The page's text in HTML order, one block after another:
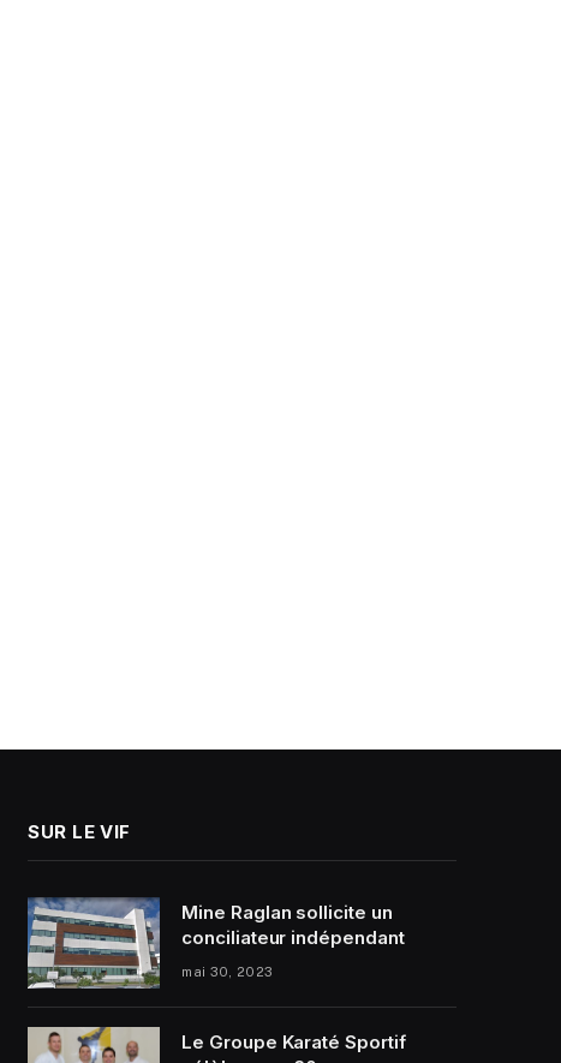
SUR LE VIF
Mine Raglan sollicite un
conciliateur indépendant
mai 30, 2023
Le Groupe Karaté Sportif